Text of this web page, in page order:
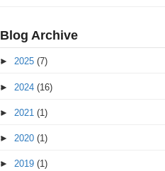
Blog Archive
► 2025 (7)
► 2024 (16)
► 2021 (1)
► 2020 (1)
► 2019 (1)